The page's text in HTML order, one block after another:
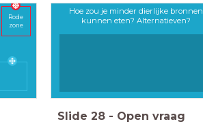
Rode
zone
Hoe zou je minder dierlijke bronnen
kunnen eten? Alternatieven?
Slide 28 - Open vraag